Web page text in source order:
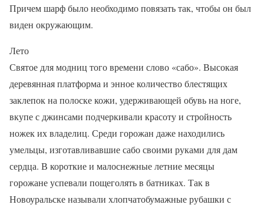
Причем шарф было необходимо повязать так, чтобы он был
виден окружающим.
Лето
Святое для модниц того времени слово «сабо». Высокая
деревянная платформа и энное количество блестящих
заклепок на полоске кожи, удерживающей обувь на ноге,
вкупе с джинсами подчеркивали красоту и стройность
ножек их владелиц. Среди горожан даже находились
умельцы, изготавливавшие сабо своими руками для дам
сердца. В короткие и малоснежные летние месяцы
горожане успевали пощеголять в батниках. Так в
Новоуральске называли хлопчатобумажные рубашки с